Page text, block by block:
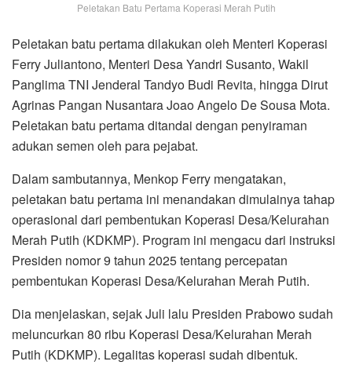
Peletakan Batu Pertama Koperasi Merah Putih
Peletakan batu pertama dilakukan oleh Menteri Koperasi
Ferry Juliantono, Menteri Desa Yandri Susanto, Wakil
Panglima TNI Jenderal Tandyo Budi Revita, hingga Dirut
Agrinas Pangan Nusantara Joao Angelo De Sousa Mota.
Peletakan batu pertama ditandai dengan penyiraman
adukan semen oleh para pejabat.
Dalam sambutannya, Menkop Ferry mengatakan,
peletakan batu pertama ini menandakan dimulainya tahap
operasional dari pembentukan Koperasi Desa/Kelurahan
Merah Putih (KDKMP). Program ini mengacu dari instruksi
Presiden nomor 9 tahun 2025 tentang percepatan
pembentukan Koperasi Desa/Kelurahan Merah Putih.
Dia menjelaskan, sejak Juli lalu Presiden Prabowo sudah
meluncurkan 80 ribu Koperasi Desa/Kelurahan Merah
Putih (KDKMP). Legalitas koperasi sudah dibentuk.